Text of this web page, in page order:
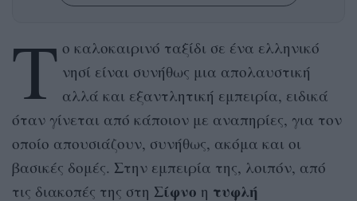
Τ ο καλοκαιρινό ταξίδι σε ένα ελληνικό
νησί είναι συνήθως μια απολαυστική
αλλά και εξαντλητική εμπειρία, ειδικά
όταν γίνεται από κάποιον με αναπηρίες, για τον
οποίο απουσιάζουν, συνήθως, ακόμα και οι
βασικές δομές. Στην εμπειρία της, λοιπόν, από
τις διακοπές της στη Σίφνο η τυφλή